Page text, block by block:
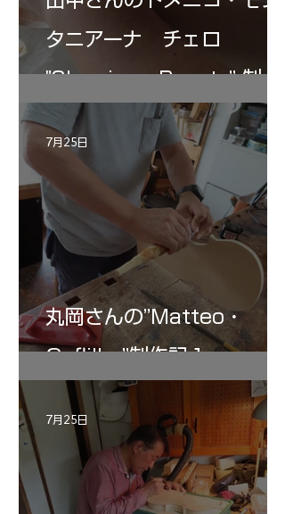
タニアーナ チェロ
"Sleeping・Beauty” 制作
記 30
丸岡さんの”Matteo・
Gofliller”制作記１
7月25日
7月25日